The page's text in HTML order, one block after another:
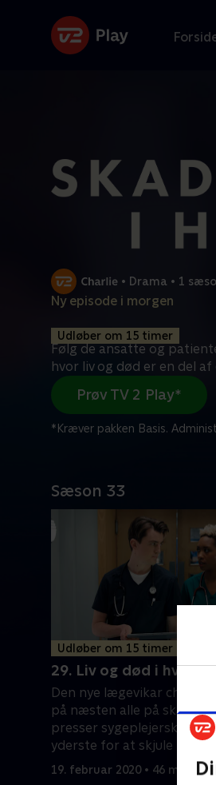
• Drama • 1
Ny episode i morgen
Udløber om 15 timer
Følg de ansatte og
hvor liv og død er en del af
Prøv TV 2 Play*
*Kræver pakken Basis.
Sæson 33
Udløber om 15 timer
29. Liv og død i
Den nye lægevikar
på næsten alle på
presser sygeplejerskerne
yderste for at skjule Duffys
hemmelighed.
19. februar 2020 • 46 min